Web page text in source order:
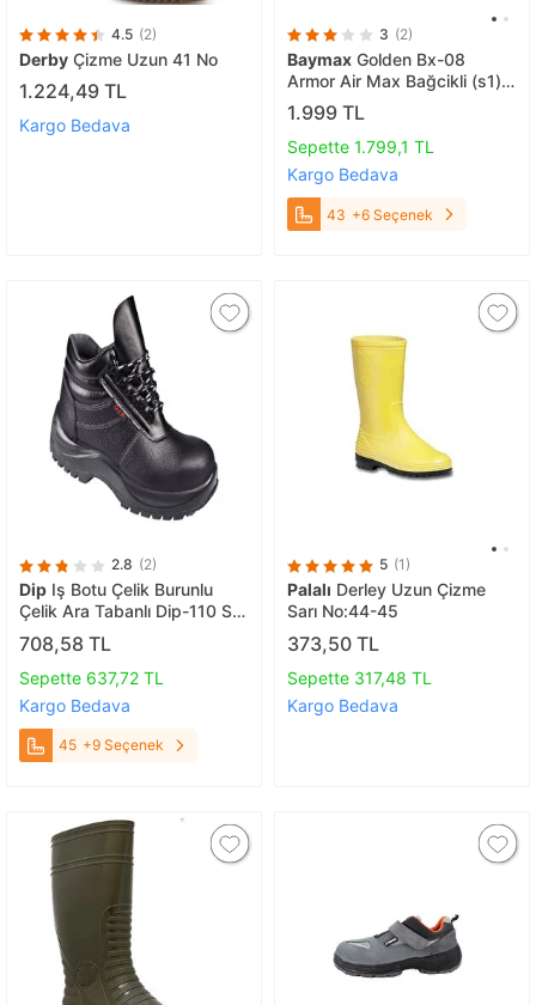
4.5 (2)
Derby Çizme Uzun 41 No
1.224,49 TL
Kargo Bedava
3 (2)
Baymax Golden Bx-08
Armor Air Max Bağcikli (s1)
İş Güvenli̇k Ayakkabisi 43
1.999 TL
Sepette 1.799,1 TL
Kargo Bedava
43 +6 Seçenek
2.8 (2)
Dip Iş Botu Çelik Burunlu
Çelik Ara Tabanlı Dip-110 S3
Çivi Batmaz 45
708,58 TL
Sepette 637,72 TL
Kargo Bedava
45 +9 Seçenek
5 (1)
Palalı Derley Uzun Çizme
Sarı No:44-45
373,50 TL
Sepette 317,48 TL
Kargo Bedava